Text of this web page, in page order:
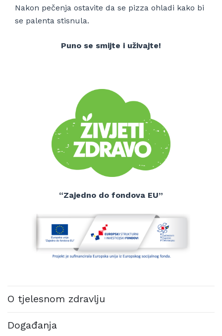
O tjelesnom zdravlju
Događanja
Nakon pečenja ostavite da se pizza ohladi kako bi
se palenta stisnula.
Puno se smijte i uživajte!
“Zajedno do fondova EU”